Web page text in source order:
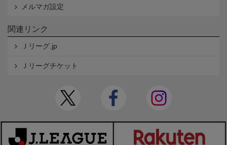
メルマガ設定
関連リンク
Ｊリーグ.jp
Ｊリーグチケット